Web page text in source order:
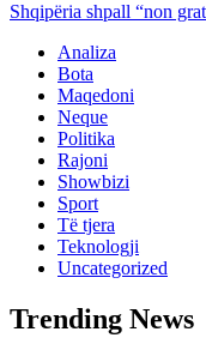
Shqipëria shpall “non
Analiza
Bota
Maqedoni
Neque
Politika
Rajoni
Showbizi
Sport
Të tjera
Teknologji
Uncategorized
Trending News